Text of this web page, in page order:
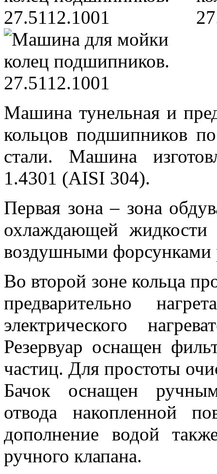
Машина тунельная и
кольцов подшипников
стали. Машина
1.4301 (AISI 304).
Первая зона – зона
охлаждающей жидкости
воздушными форсунками
Во второй зоне кольца
предварительно
электрического
Резервуар оснащен
частиц. Для простоты
Бачок оснащен
отвода накопленной
дополнение водой
ручного клапана.